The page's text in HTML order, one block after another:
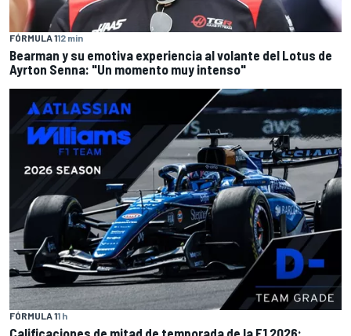
FÓRMULA 112 min
Bearman y su emotiva experiencia al volante del Lotus de
Ayrton Senna: "Un momento muy intenso"
FÓRMULA 11 h